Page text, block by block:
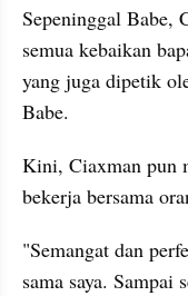
Sepeninggal Babe,
semua kebaikan
yang juga dipetik
Babe.
Kini, Ciaxman pun
bekerja bersama
"Semangat dan
sama saya. Sampai